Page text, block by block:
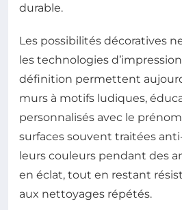
durable.
Les possibilités décoratives
les technologies
définition permettent
murs à motifs ludiques,
personnalisés avec le prénom
surfaces souvent traitées
leurs couleurs pendant des
en éclat, tout en restant
aux nettoyages répétés.